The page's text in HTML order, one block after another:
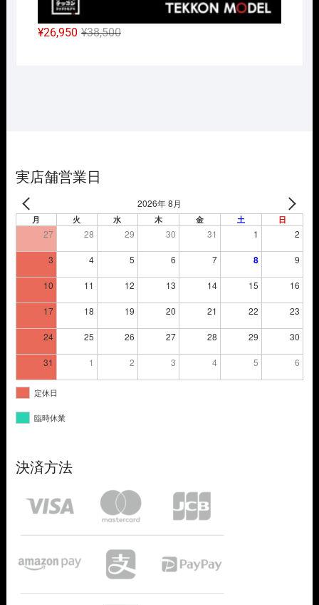
¥38,500元
¥26,950
現
実店舗営業日
2026年 8月
月 火 水 木 金 土 日
27 28 29 30 31 1 2
3 4 5 6 7 8 9
10 11 12 13 14 15 16
17 18 19 20 21 22 23
24 25 26 27 28 29 30
31 1 2 3 4 5 6
定休日
臨時休業
決済方法